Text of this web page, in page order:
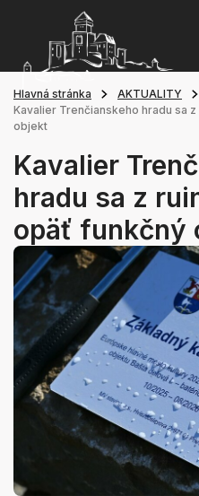
Hlavná stránka
AKTUALITY
Kavalier Trenčianskeho hradu sa
objekt
Kavalier
hradu sa z
opäť funkčný